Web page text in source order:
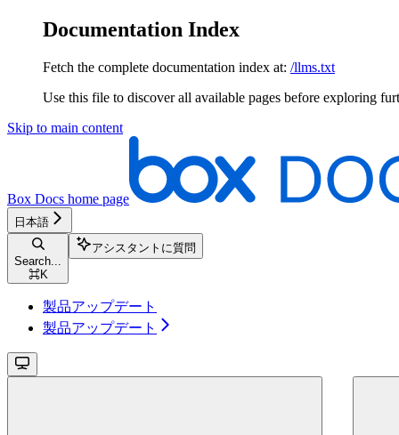
Documentation Index
Fetch the complete documentation index at: /llms.txt
Use this file to discover all available pages before exploring
Skip to main content
Box Docs home page
日本語
Search...
⌘K
アシスタントに質問
製品アップデート
製品アップデート